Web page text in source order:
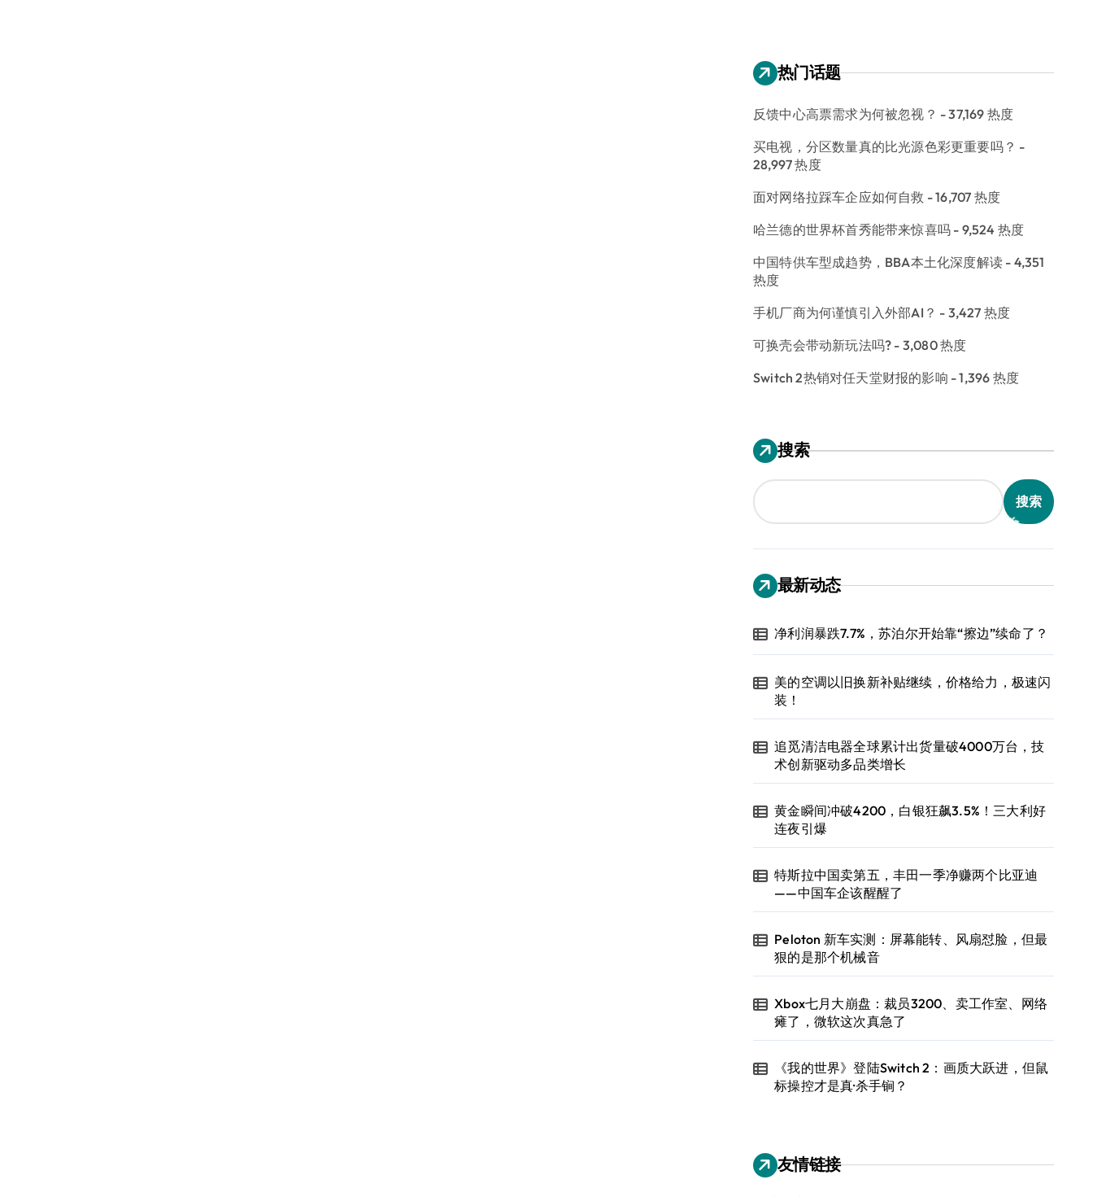
热门话题
反馈中心高票需求为何被忽视？ - 37,169 热度
买电视，分区数量真的比光源色彩更重要吗？ -
28,997 热度
面对网络拉踩车企应如何自救 - 16,707 热度
哈兰德的世界杯首秀能带来惊喜吗 - 9,524 热度
中国特供车型成趋势，BBA本土化深度解读 - 4,351
热度
手机厂商为何谨慎引入外部AI？ - 3,427 热度
可换壳会带动新玩法吗? - 3,080 热度
Switch 2热销对任天堂财报的影响 - 1,396 热度
搜索
搜索
最新动态
净利润暴跌7.7%，苏泊尔开始靠“擦边”续命了？
美的空调以旧换新补贴继续，价格给力，极速闪
装！
追觅清洁电器全球累计出货量破4000万台，技
术创新驱动多品类增长
黄金瞬间冲破4200，白银狂飙3.5%！三大利好
连夜引爆
特斯拉中国卖第五，丰田一季净赚两个比亚迪
——中国车企该醒醒了
Peloton 新车实测：屏幕能转、风扇怼脸，但最
狠的是那个机械音
Xbox七月大崩盘：裁员3200、卖工作室、网络
瘫了，微软这次真急了
《我的世界》登陆Switch 2：画质大跃进，但鼠
标操控才是真·杀手锏？
友情链接